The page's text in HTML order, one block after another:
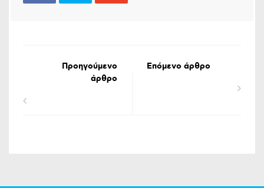
Προηγούμενο
άρθρο
Επόμενο άρθρο